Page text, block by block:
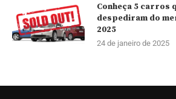
Conheça 5 carros
despediram do
2025
24 de janeiro de 2025